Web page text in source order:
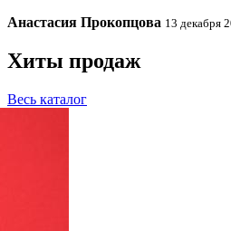
Анастасия Прокопцова 13 декабря
Хиты продаж
Весь каталог